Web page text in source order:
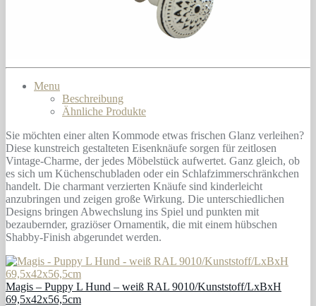
Menu
Beschreibung
Ähnliche Produkte
Sie möchten einer alten Kommode etwas frischen Glanz verleihen?
Diese kunstreich gestalteten Eisenknäufe sorgen für zeitlosen
Vintage-Charme, der jedes Möbelstück aufwertet. Ganz gleich, ob
es sich um Küchenschubladen oder ein Schlafzimmerschränkchen
handelt. Die charmant verzierten Knäufe sind kinderleicht
anzubringen und zeigen große Wirkung. Die unterschiedlichen
Designs bringen Abwechslung ins Spiel und punkten mit
bezaubernder, graziöser Ornamentik, die mit einem hübschen
Shabby-Finish abgerundet werden.
Magis – Puppy L Hund – weiß RAL 9010/Kunststoff/LxBxH
69,5x42x56,5cm